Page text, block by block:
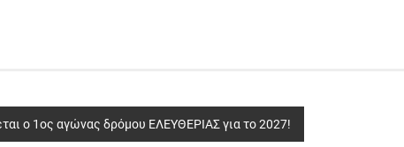
ο 1ος αγώνας δρόμου ΕΛΕΥΘΕΡΙΑΣ για το 2027!